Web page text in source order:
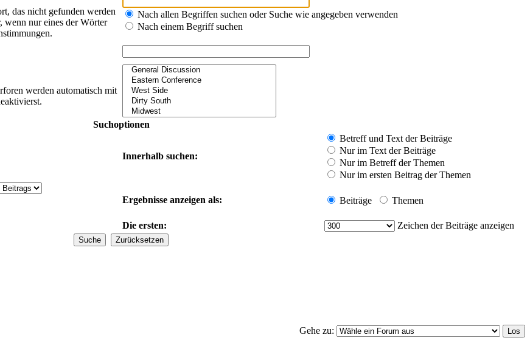
das nicht gefunden werden
wenn nur eines der Wörter
Nach allen Begriffen suchen oder Suche wie angegeben verwenden
Nach einem Begriff suchen
werden automatisch mit
Suchoptionen
Innerhalb suchen:
Betreff und Text der Beiträge
Nur im Text der Beiträge
Nur im Betreff der Themen
Nur im ersten Beitrag der Themen
Ergebnisse anzeigen als: Beiträge Themen
Die ersten: Zeichen der Beiträge anzeigen
Gehe zu: